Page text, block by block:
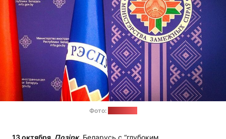
Фото:
13 октября, Позірк. Беларусь с “глубоким